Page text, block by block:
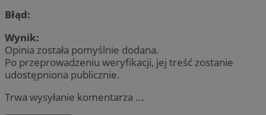
Błąd:
Wynik:
Opinia została pomyślnie dodana.
Po przeprowadzeniu weryfikacji, jej treść zostanie
udostępniona publicznie.
Trwa wysyłanie komentarza ...